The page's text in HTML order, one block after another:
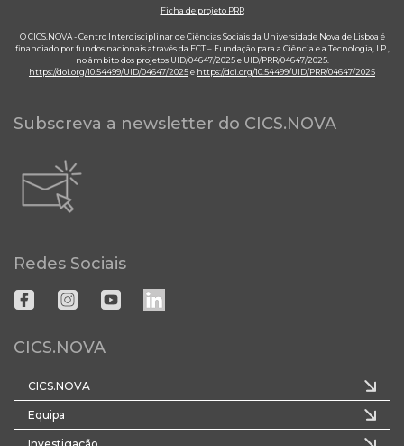
Ficha de projeto PRR
O CICS.NOVA - Centro Interdisciplinar de Ciências Sociais da Universidade Nova de Lisboa é
financiado por fundos nacionais através da FCT – Fundação para a Ciência e a Tecnologia, I.P.,
no âmbito dos projetos UID/04647/2025 e UID/PRR/04647/2025.
https://doi.org/10.54499/UID/04647/2025e https://doi.org/10.54499/UID/PRR/04647/2025
Subscreva a newsletter do CICS.NOVA
Redes Sociais
CICS.NOVA
CICS.NOVA
Equipa